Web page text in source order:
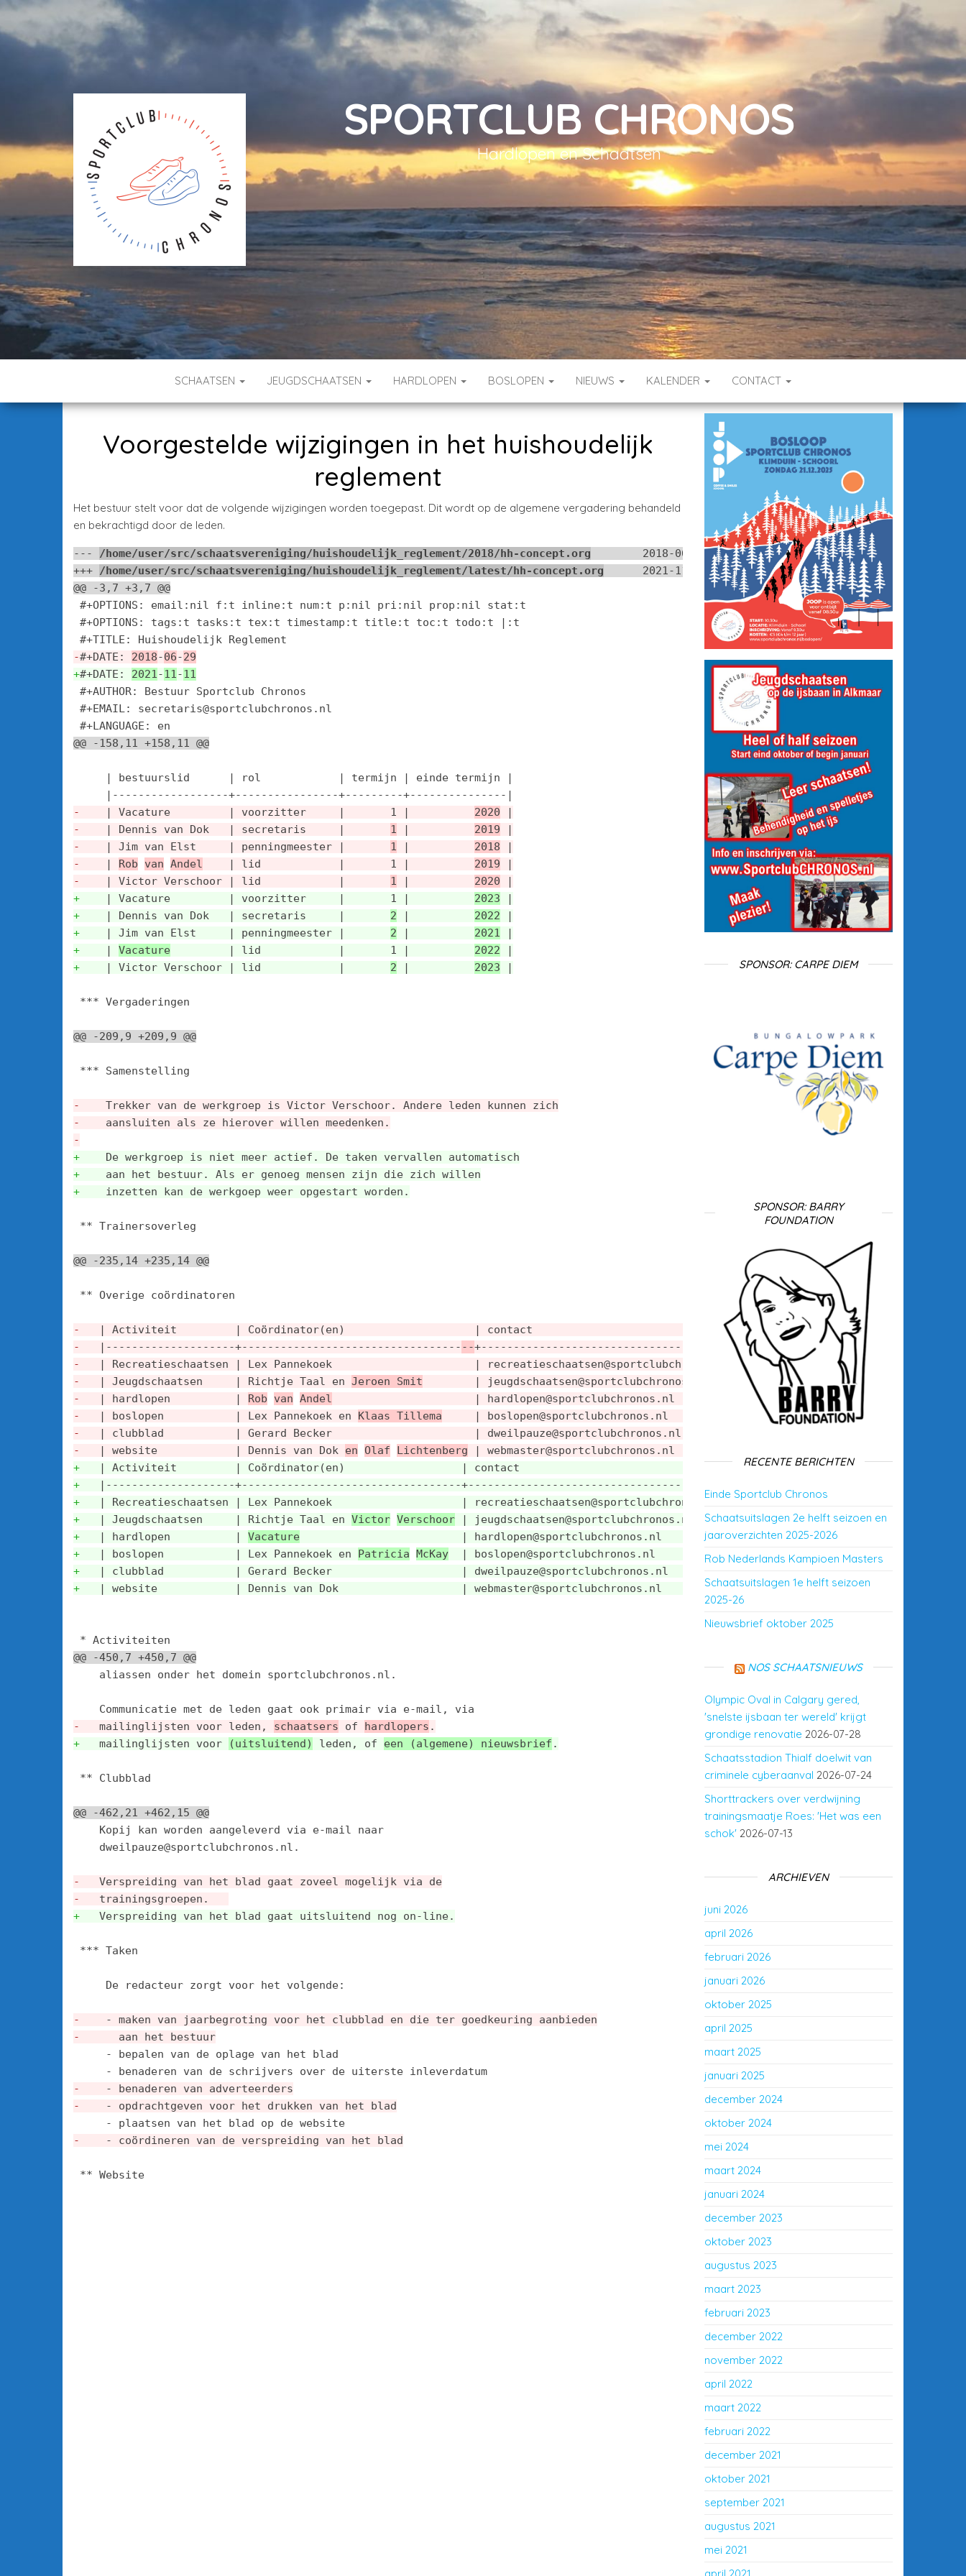
SPORTCLUB CHRONOS
Hardlopen en Schaatsen
SCHAATSEN JEUGDSCHAATSEN HARDLOPEN BOSLOPEN NIEUWS KALENDER CONTACT
Voorgestelde wijzigingen in het huishoudelijk
reglement
Het bestuur stelt voor dat de volgende wijzigingen worden toegepast. Dit wordt op de algemene vergadering behandeld
en bekrachtigd door de leden.
--- /home/user/src/schaatsvereniging/huishoudelijk_reglement/2018/hh-concept.org
        2018-06-29 17:21:03.813997749 +0200
+++ /home/user/src/schaatsvereniging/huishoudelijk_reglement/latest/hh-concept.org
      2021-11-11 22:17:30.680736949 +0100
@@ -3,7 +3,7 @@
#+OPTIONS: email:nil f:t inline:t num:t p:nil pri:nil prop:nil stat:t
#+OPTIONS: tags:t tasks:t tex:t timestamp:t title:t toc:t todo:t |:t
-#+DATE: 2018-06-29
+#+DATE: 2021-11-11
#+AUTHOR: Bestuur Sportclub Chronos
#+EMAIL: secretaris@sportclubchronos.nl
@@ -158,11 +158,11 @@
     | bestuurslid      | rol            | termijn | einde termijn |
-
    | Vacature         | voorzitter     |       1 |
2020 |
-
    | Dennis van Dok   | secretaris     |
1 | 2019 |
-
    | Jim van Elst     | penningmeester |
1 | 2018 |
-
    |
Rob van Andel
    | lid            |       1 |
2019 |
-
    | Victor Verschoor | lid            |
1 | 2020 |
+
    | Vacature         | voorzitter     |       1 |
2023 |
+
    | Dennis van Dok   | secretaris     |
2 | 2022 |
+
    | Jim van Elst     | penningmeester |
2 | 2021 |
+
    |
Vacature
         | lid            |       1 |
2022 |
+
    | Victor Verschoor | lid            |
2 | 2023 |
*** Vergaderingen
@@ -209,9 +209,9 @@
*** Samenstelling
-
    Trekker van de werkgroep is Victor Verschoor. Andere leden kunnen zich
-
    aansluiten als ze hierover willen meedenken.
-
+
    De werkgroep is niet meer actief. De taken vervallen automatisch
+
    aan het bestuur. Als er genoeg mensen zijn die zich willen
+
    inzetten kan de werkgoep weer opgestart worden.
** Trainersoverleg
@@ -235,14 +235,14 @@
** Overige coördinatoren
-
   | Activiteit         | Coördinator(en)                    | contact                                |
-
   |--------------------+----------------------------------
--+----------------------------------------|
-
   | Recreatieschaatsen | Lex Pannekoek                      | recreatieschaatsen@sportclubchronos.nl |
-
   | Jeugdschaatsen     | Richtje Taal en
Jeroen Smit
        | jeugdschaatsen@sportclubchronos.nl     |
-
   | hardlopen          |
Rob van Andel
                      | hardlopen@sportclubchronos.nl          |
-
   | boslopen           | Lex Pannekoek en
Klaas Tillema
     | boslopen@sportclubchronos.nl           |
-
   | clubblad           | Gerard Becker                      | dweilpauze@sportclubchronos.nl         |
-
   | website            | Dennis van Dok
en Olaf Lichtenberg | webmaster@sportclubchronos.nl          |
+
   | Activiteit         | Coördinator(en)                  | contact                                |
+
   |--------------------+----------------------------------+----------------------------------------|
+
   | Recreatieschaatsen | Lex Pannekoek                    | recreatieschaatsen@sportclubchronos.nl |
+
   | Jeugdschaatsen     | Richtje Taal en
Victor Verschoor | jeugdschaatsen@sportclubchronos.nl     |
+
   | hardlopen          |
Vacature
                         | hardlopen@sportclubchronos.nl          |
+
   | boslopen           | Lex Pannekoek en
Patricia McKay
  | boslopen@sportclubchronos.nl           |
+
   | clubblad           | Gerard Becker                    | dweilpauze@sportclubchronos.nl         |
+
   | website            | Dennis van Dok                   | webmaster@sportclubchronos.nl          |
@@ -450,7 +450,7 @@
    aliassen onder het domein sportclubchronos.nl.
-
   mailinglijsten voor leden,
schaatsers of hardlopers .
+
   mailinglijsten voor
(uitsluitend) leden, of een (algemene) nieuwsbrief .
** Clubblad
@@ -462,21 +462,15 @@
    Kopij kan worden aangeleverd via e-mail naar
    dweilpauze@sportclubchronos.nl.
-
   Verspreiding van het blad gaat zoveel mogelijk via de
-
   trainingsgroepen.
+
   Verspreiding van het blad gaat uitsluitend nog on-line.
*** Taken
     De redacteur zorgt voor het volgende:
-
    - maken van jaarbegroting voor het clubblad en die ter goedkeuring aanbieden
-
      aan het bestuur
     - bepalen van de oplage van het blad
-
    - benaderen van adverteerders
-
    - opdrachtgeven voor het drukken van het blad
-
    - coördineren van de verspreiding van het blad
** Website
SPONSOR: CARPE DIEM
SPONSOR: BARRY
FOUNDATION
RECENTE BERICHTEN
Einde Sportclub Chronos
Schaatsuitslagen 2e helft seizoen en
jaaroverzichten 2025-2026
Rob Nederlands Kampioen Masters
Schaatsuitslagen 1e helft seizoen
2025-26
Nieuwsbrief oktober 2025
NOS SCHAATSNIEUWS
Olympic Oval in Calgary gered,
'snelste ijsbaan ter wereld' krijgt
grondige renovatie 2026-07-28
Schaatsstadion Thialf doelwit van
criminele cyberaanval 2026-07-24
Shorttrackers over verdwijning
trainingsmaatje Roes: 'Het was een
schok' 2026-07-13
ARCHIEVEN
juni 2026
april 2026
februari 2026
januari 2026
oktober 2025
april 2025
maart 2025
januari 2025
december 2024
oktober 2024
mei 2024
maart 2024
januari 2024
december 2023
oktober 2023
augustus 2023
maart 2023
februari 2023
december 2022
november 2022
april 2022
maart 2022
februari 2022
december 2021
oktober 2021
september 2021
augustus 2021
mei 2021